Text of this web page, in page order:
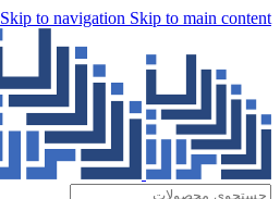
Skip to navigation Skip to main content